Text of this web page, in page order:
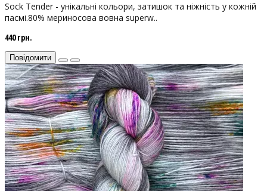
Sock Tender - унікальні кольори, затишок та ніжність у кожній
пасмі.80% мериносова вовна superw..
440 грн.
Повідомити